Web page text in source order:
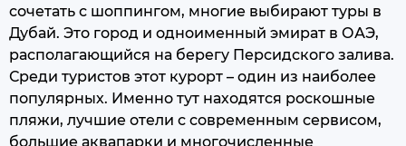
сочетать с шоппингом, многие выбирают туры в
Дубай. Это город и одноименный эмират в ОАЭ,
располагающийся на берегу Персидского залива.
Среди туристов этот курорт – один из наиболее
популярных. Именно тут находятся роскошные
пляжи, лучшие отели с современным сервисом,
большие аквапарки и многочисленные